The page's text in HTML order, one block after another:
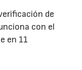
de
con el
en 11